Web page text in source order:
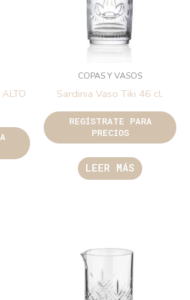
COPAS Y VASOS
Sardinia Vaso Tiki 46 cl.
REGÍSTRATE PARA
PRECIOS
LEER MÁS